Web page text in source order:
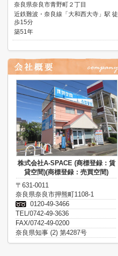
奈良県奈良市青野町２丁目
近鉄難波・奈良線「大和西大寺」駅 徒
歩15分
築51年
株式会社A-SPACE (商標登録：賃
貸空間)(商標登録：売買空間)
〒631-0011
奈良県奈良市押熊町1108-1
0120-49-3466
TEL/0742-49-3636
FAX/0742-49-0200
奈良県知事 (2) 第4287号